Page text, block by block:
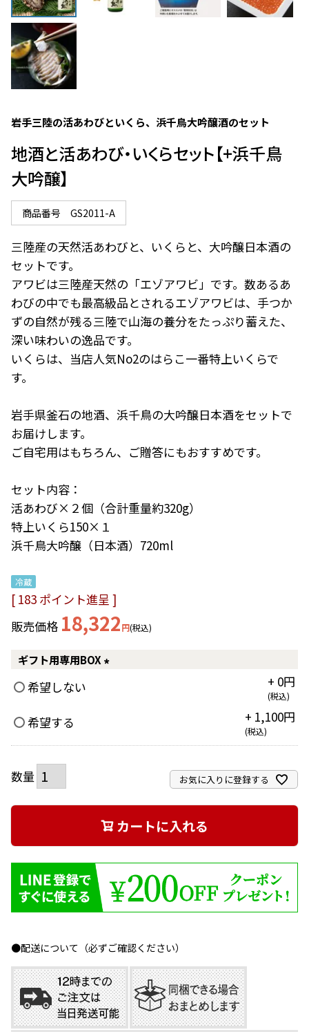
岩手三陸の活あわびといくら、浜千鳥大吟醸酒のセット
地酒と活あわび・いくらセット【+浜千鳥
大吟醸】
商品番号 GS2011-A
三陸産の天然活あわびと、いくらと、大吟醸日本酒の
セットです。
アワビは三陸産天然の「エゾアワビ」です。数あるあ
わびの中でも最高級品とされるエゾアワビは、手つか
ずの自然が残る三陸で山海の養分をたっぷり蓄えた、
深い味わいの逸品です。
いくらは、当店人気No2のはらこ一番特上いくらで
す。
岩手県釜石の地酒、浜千鳥の大吟醸日本酒をセットで
お届けします。
ご自宅用はもちろん、ご贈答にもおすすめです。
セット内容：
活あわび×２個（合計重量約320g）
特上いくら150×１
冷蔵
[ 183 ポイント進呈 ]
販売価格 18,322 税込
ギフト用専用BOX
希望しない + 0
税込
希望する + 1,100
税込
お気に入りに登録する
カートに入れる
●配送について（必ずご確認ください）